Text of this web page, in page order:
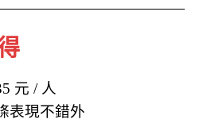
元 / 人
表現不錯外